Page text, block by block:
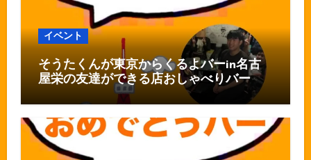
イベント
そうたくんが東京からくるよバーin名古
屋栄の友達ができる店おしゃべりバー